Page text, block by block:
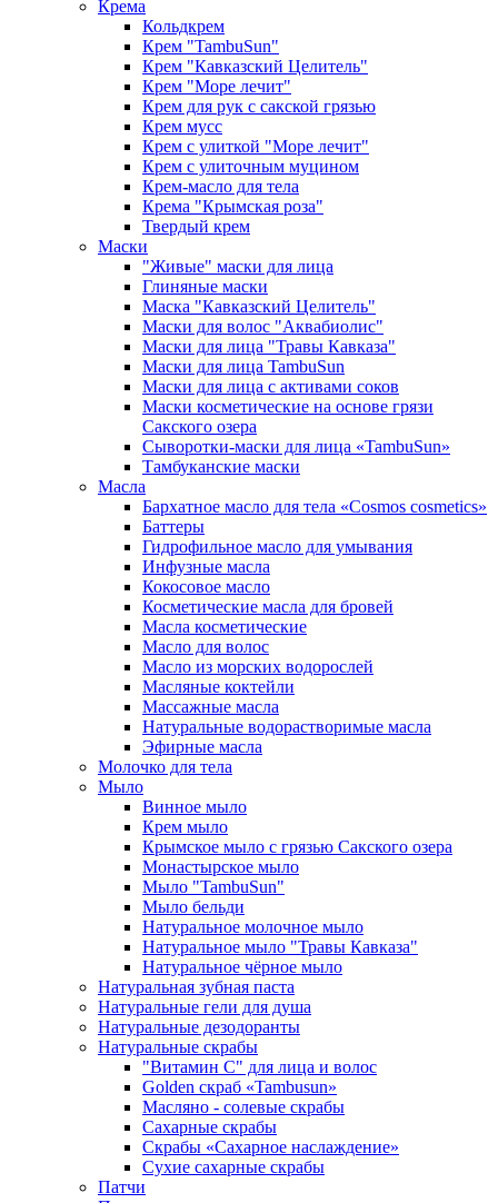
Крема
Кольдкрем
Крем "TambuSun"
Крем "Кавказский Целитель"
Крем "Море лечит"
Крем для рук с сакской грязью
Крем мусс
Крем с улиткой "Море лечит"
Крем с улиточным муцином
Крем-масло для тела
Крема "Крымская роза"
Твердый крем
Маски
"Живые" маски для лица
Глиняные маски
Маска "Кавказский Целитель"
Маски для волос "Аквабиолис"
Маски для лица "Травы Кавказа"
Маски для лица TambuSun
Маски для лица с активами соков
Маски косметические на основе грязи
Сакского озера
Сыворотки-маски для лица «TambuSun»
Тамбуканские маски
Масла
Бархатное масло для тела «Cosmos cosmetics»
Баттеры
Гидрофильное масло для умывания
Инфузные масла
Кокосовое масло
Косметические масла для бровей
Масла косметические
Масло для волос
Масло из морских водорослей
Масляные коктейли
Массажные масла
Натуральные водорастворимые масла
Эфирные масла
Молочко для тела
Мыло
Винное мыло
Крем мыло
Крымское мыло с грязью Сакского озера
Монастырское мыло
Мыло "TambuSun"
Мыло бельди
Натуральное молочное мыло
Натуральное мыло "Травы Кавказа"
Натуральное чёрное мыло
Натуральная зубная паста
Натуральные гели для душа
Натуральные дезодоранты
Натуральные скрабы
"Витамин С" для лица и волос
Golden скраб «Tambusun»
Масляно - солевые скрабы
Сахарные скрабы
Скрабы «Сахарное наслаждение»
Сухие сахарные скрабы
Патчи